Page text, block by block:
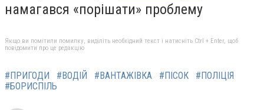
намагався «порішати» проблему
Якщо ви помітили помилку, виділіть необхідний текст і натисніть Ctrl + Enter, щоб
повідомити про це редакцію
#ПРИГОДИ #ВОДІЙ #ВАНТАЖІВКА #ПІСОК
#ПОЛІЦІЯ
#БОРИСПІЛЬ